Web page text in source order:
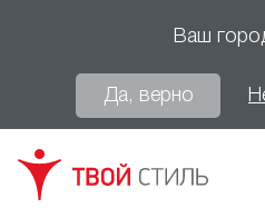
Ваш
Да, верно